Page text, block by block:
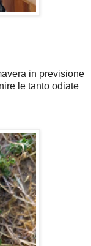
in previsione
le tanto odiate